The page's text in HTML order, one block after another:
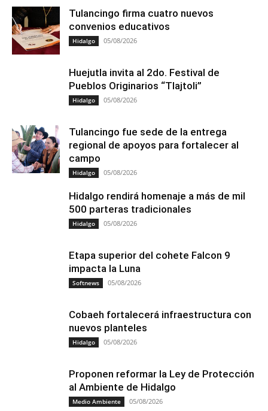
Tulancingo firma cuatro nuevos
convenios educativos
Hidalgo 05/08/2026
Huejutla invita al 2do. Festival de
Pueblos Originarios “Tlajtoli”
Hidalgo 05/08/2026
Tulancingo fue sede de la entrega
regional de apoyos para fortalecer al
campo
Hidalgo 05/08/2026
Hidalgo rendirá homenaje a más de mil
500 parteras tradicionales
Hidalgo 05/08/2026
Etapa superior del cohete Falcon 9
impacta la Luna
Softnews 05/08/2026
Cobaeh fortalecerá infraestructura con
nuevos planteles
Hidalgo 05/08/2026
Proponen reformar la Ley de Protección
al Ambiente de Hidalgo
Medio Ambiente 05/08/2026